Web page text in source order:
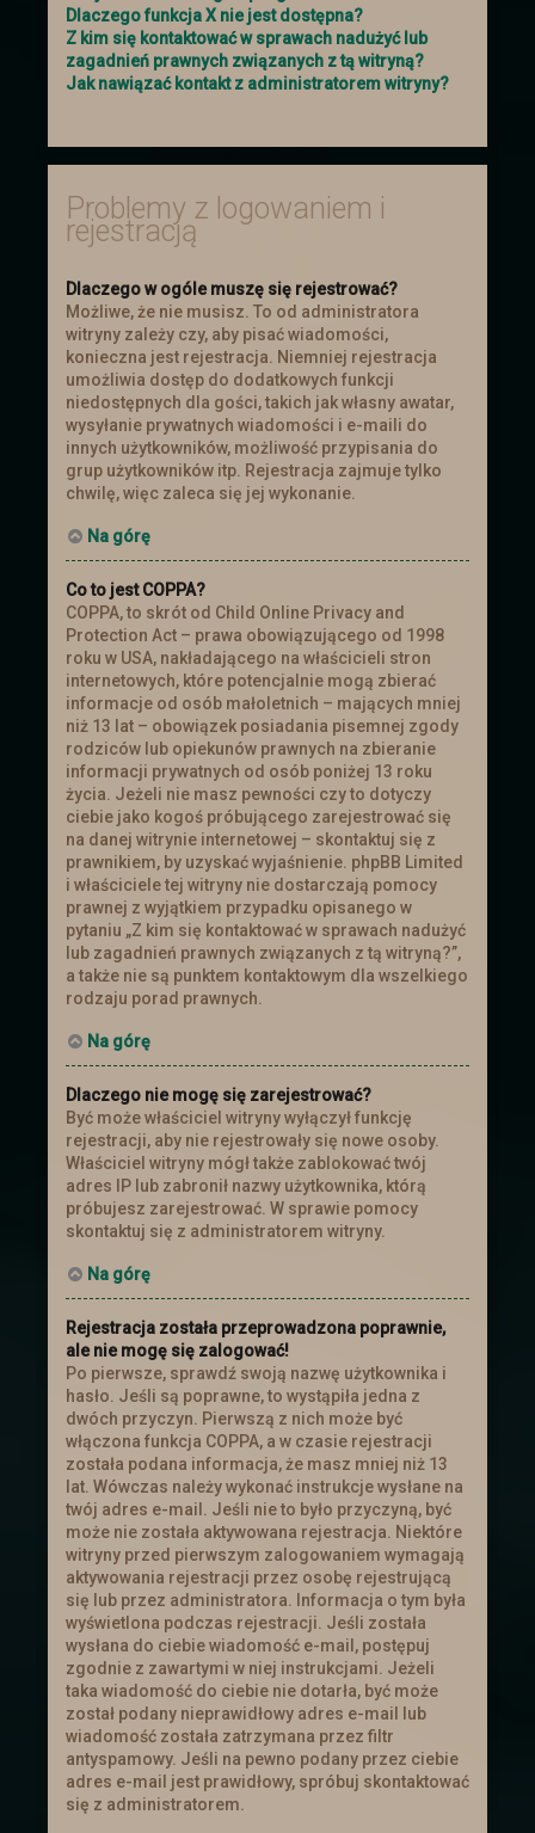
smoków, który nastąpił ponad miesiąc
temu
Dlaczego funkcja X nie jest dostępna?
Z kim się kontaktować w sprawach nadużyć lub
zagadnień prawnych związanych z tą witryną?
Jak nawiązać kontakt z administratorem witryny?
Problemy z logowaniem i
rejestracją
Dlaczego w ogóle muszę się rejestrować?
Możliwe, że nie musisz. To od administratora
witryny zależy czy, aby pisać wiadomości,
konieczna jest rejestracja. Niemniej rejestracja
umożliwia dostęp do dodatkowych funkcji
niedostępnych dla gości, takich jak własny awatar,
wysyłanie prywatnych wiadomości i e-maili do
innych użytkowników, możliwość przypisania do
grup użytkowników itp. Rejestracja zajmuje tylko
chwilę, więc zaleca się jej wykonanie.
Na górę
Co to jest COPPA?
COPPA, to skrót od Child Online Privacy and
Protection Act – prawa obowiązującego od 1998
roku w USA, nakładającego na właścicieli stron
internetowych, które potencjalnie mogą zbierać
informacje od osób małoletnich – mających mniej
niż 13 lat – obowiązek posiadania pisemnej zgody
rodziców lub opiekunów prawnych na zbieranie
informacji prywatnych od osób poniżej 13 roku
życia. Jeżeli nie masz pewności czy to dotyczy
ciebie jako kogoś próbującego zarejestrować się
na danej witrynie internetowej – skontaktuj się z
prawnikiem, by uzyskać wyjaśnienie. phpBB Limited
i właściciele tej witryny nie dostarczają pomocy
prawnej z wyjątkiem przypadku opisanego w
pytaniu „Z kim się kontaktować w sprawach nadużyć
lub zagadnień prawnych związanych z tą witryną?”,
a także nie są punktem kontaktowym dla wszelkiego
rodzaju porad prawnych.
Na górę
Dlaczego nie mogę się zarejestrować?
Być może właściciel witryny wyłączył funkcję
rejestracji, aby nie rejestrowały się nowe osoby.
Właściciel witryny mógł także zablokować twój
adres IP lub zabronił nazwy użytkownika, którą
próbujesz zarejestrować. W sprawie pomocy
skontaktuj się z administratorem witryny.
Na górę
Rejestracja została przeprowadzona poprawnie,
ale nie mogę się zalogować!
Po pierwsze, sprawdź swoją nazwę użytkownika i
hasło. Jeśli są poprawne, to wystąpiła jedna z
dwóch przyczyn. Pierwszą z nich może być
włączona funkcja COPPA, a w czasie rejestracji
została podana informacja, że masz mniej niż 13
lat. Wówczas należy wykonać instrukcje wysłane na
twój adres e-mail. Jeśli nie to było przyczyną, być
może nie została aktywowana rejestracja. Niektóre
witryny przed pierwszym zalogowaniem wymagają
aktywowania rejestracji przez osobę rejestrującą
się lub przez administratora. Informacja o tym była
wyświetlona podczas rejestracji. Jeśli została
wysłana do ciebie wiadomość e-mail, postępuj
zgodnie z zawartymi w niej instrukcjami. Jeżeli
taka wiadomość do ciebie nie dotarła, być może
został podany nieprawidłowy adres e-mail lub
wiadomość została zatrzymana przez filtr
antyspamowy. Jeśli na pewno podany przez ciebie
adres e-mail jest prawidłowy, spróbuj skontaktować
się z administratorem.